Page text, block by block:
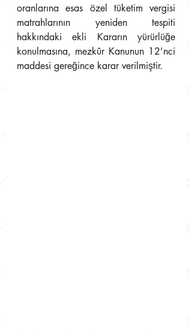
oranlarına esas özel tüketim vergisi
matrahlarının yeniden tespiti
hakkındaki ekli Kararın yürürlüğe
konulmasına, mezkûr Kanunun 12’nci
maddesi gereğince karar verilmiştir.